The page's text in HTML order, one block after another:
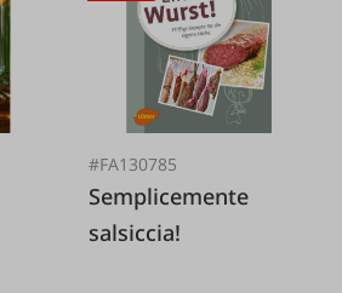
#FA130785
Semplicemente
salsiccia!